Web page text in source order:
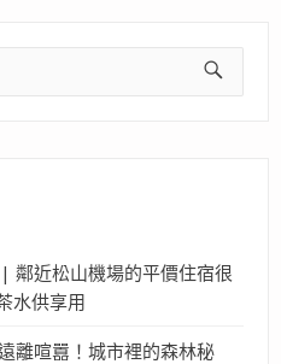
鄰近松山機場的平價住宿很
水供享用
離喧囂！城市裡的森林秘